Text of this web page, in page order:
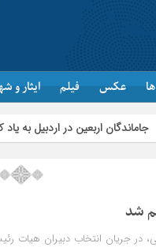
عکس فیلم ایثار و
اربعین در اردبیل به یاد کربلا
شد
جریان انتخاب دبیران هیات